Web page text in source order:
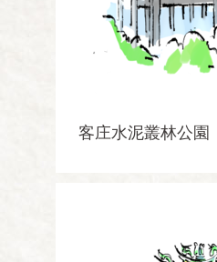
客庄水泥叢林公園